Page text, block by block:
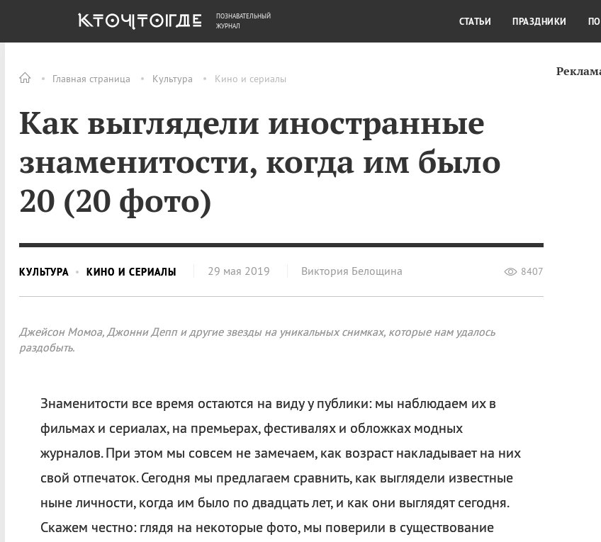
Главная страница Культура Кино и сериалы
Как выглядели иностранные
знаменитости, когда им было
20 (20 фото)
КУЛЬТУРА КИНО И СЕРИАЛЫ 29 мая 2019 Виктория Белощина 8407
Джейсон Момоа, Джонни Депп и другие звезды на уникальных снимках, которые нам удалось
раздобыть.
Знаменитости все время остаются на виду у публики: мы наблюдаем их в
фильмах и сериалах, на премьерах, фестивалях и обложках модных
журналов. При этом мы совсем не замечаем, как возраст накладывает на них
свой отпечаток. Сегодня мы предлагаем сравнить, как выглядели известные
ныне личности, когда им было по двадцать лет, и как они выглядят сегодня.
Скажем честно: глядя на некоторые фото, мы поверили в существование
ОБЩЕСТВО ДЕНЬГИ КУЛЬТУРА
ПОЗНАВАТЕЛЬНЫЙ
ЖУРНАЛ
СТАТЬИ ПРАЗДНИКИ